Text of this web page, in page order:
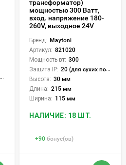
трансформатор)
мощностью 300 Ватт,
вход. напряжение 180-
260V, выходное 24V
Бренд: Maytoni
Артикул: 821020
Мощность вт: 300
Защита IP: 20 (для сухих пом.)
Высота: 30 мм
Длина: 215 мм
Ширина: 115 мм
НАЛИЧИЕ: 18 ШТ.
+90 бонус(ов)